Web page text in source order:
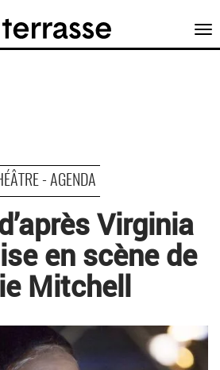
- AGENDA
Virginia
en scène de
Mitchell